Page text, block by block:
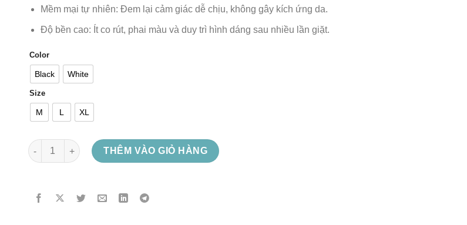
Mềm mại tự nhiên: Đem lại cảm giác dễ chịu, không gây kích ứng da.
Độ bền cao: Ít co rút, phai màu và duy trì hình dáng sau nhiều lần giặt.
Color
Black White
Size
M L XL
Simpsons Heavy Metal số lượng
THÊM VÀO GIỎ HÀNG